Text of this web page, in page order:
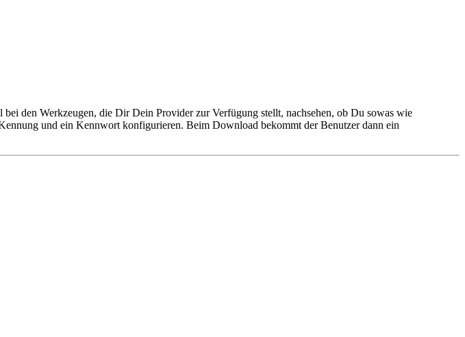
den Werkzeugen, die Dir Dein Provider zur Verfügung stellt, nachsehen, ob Du sowas wie
und ein Kennwort konfigurieren. Beim Download bekommt der Benutzer dann ein